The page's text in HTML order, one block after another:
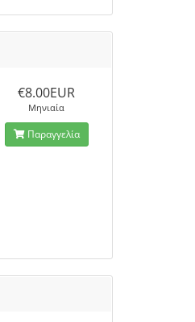
€8.00EUR
Μηνιαία
Παραγγελία